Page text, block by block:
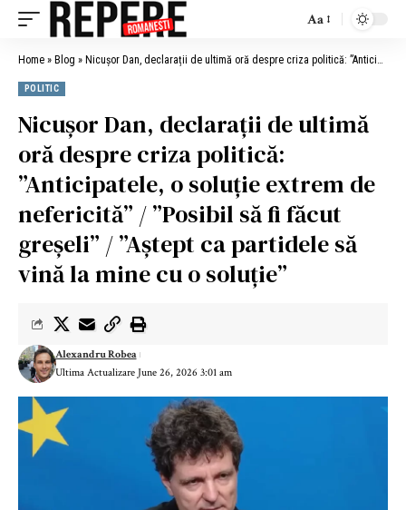
Aa
Home » Blog » Nicușor Dan, declarații de ultimă oră despre criza politică: ”Anticipatele, o soluție extrem de nefericită” / ”Posibil să fi făcut greșeli” / ”Aștept ca partidele să vină la mine cu o soluție”
POLITIC
Nicușor Dan, declarații de ultimă
oră despre criza politică:
”Anticipatele, o soluție extrem de
nefericită” / ”Posibil să fi făcut
greșeli” / ”Aștept ca partidele să
vină la mine cu o soluție”
Ultima Actualizare June 26, 2026 3:01 am
Alexandru Robea